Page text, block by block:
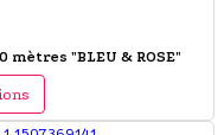
"BLEU & ROSE"